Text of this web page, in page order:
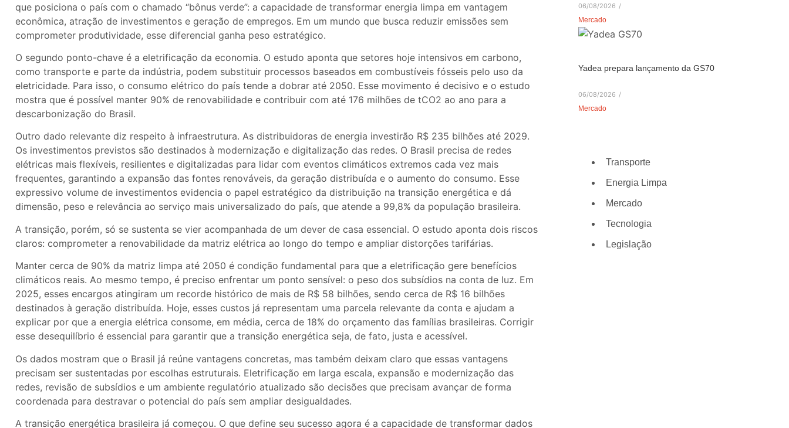
que posiciona o país com o chamado “bônus verde”: a capacidade de transformar energia limpa em vantagem
econômica, atração de investimentos e geração de empregos. Em um mundo que busca reduzir emissões sem
comprometer produtividade, esse diferencial ganha peso estratégico.
O segundo ponto-chave é a eletrificação da economia. O estudo aponta que setores hoje intensivos em carbono,
como transporte e parte da indústria, podem substituir processos baseados em combustíveis fósseis pelo uso da
eletricidade. Para isso, o consumo elétrico do país tende a dobrar até 2050. Esse movimento é decisivo e o estudo
mostra que é possível manter 90% de renovabilidade e contribuir com até 176 milhões de tCO2 ao ano para a
descarbonização do Brasil.
Outro dado relevante diz respeito à infraestrutura. As distribuidoras de energia investirão R$ 235 bilhões até 2029.
Os investimentos previstos são destinados à modernização e digitalização das redes. O Brasil precisa de redes
elétricas mais flexíveis, resilientes e digitalizadas para lidar com eventos climáticos extremos cada vez mais
frequentes, garantindo a expansão das fontes renováveis, da geração distribuída e o aumento do consumo. Esse
expressivo volume de investimentos evidencia o papel estratégico da distribuição na transição energética e dá
dimensão, peso e relevância ao serviço mais universalizado do país, que atende a 99,8% da população brasileira.
A transição, porém, só se sustenta se vier acompanhada de um dever de casa essencial. O estudo aponta dois riscos
claros: comprometer a renovabilidade da matriz elétrica ao longo do tempo e ampliar distorções tarifárias.
Manter cerca de 90% da matriz limpa até 2050 é condição fundamental para que a eletrificação gere benefícios
climáticos reais. Ao mesmo tempo, é preciso enfrentar um ponto sensível: o peso dos subsídios na conta de luz. Em
2025, esses encargos atingiram um recorde histórico de mais de R$ 58 bilhões, sendo cerca de R$ 16 bilhões
destinados à geração distribuída. Hoje, esses custos já representam uma parcela relevante da conta e ajudam a
explicar por que a energia elétrica consome, em média, cerca de 18% do orçamento das famílias brasileiras. Corrigir
esse desequilíbrio é essencial para garantir que a transição energética seja, de fato, justa e acessível.
Os dados mostram que o Brasil já reúne vantagens concretas, mas também deixam claro que essas vantagens
precisam ser sustentadas por escolhas estruturais. Eletrificação em larga escala, expansão e modernização das
redes, revisão de subsídios e um ambiente regulatório atualizado são decisões que precisam avançar de forma
coordenada para destravar o potencial do país sem ampliar desigualdades.
A transição energética brasileira já começou. O que define seu sucesso agora é a capacidade de transformar dados
06/08/2026 /
Mercado
Yadea prepara lançamento da GS70
06/08/2026 /
Mercado
Transporte
Energia Limpa
Mercado
Tecnologia
Legislação